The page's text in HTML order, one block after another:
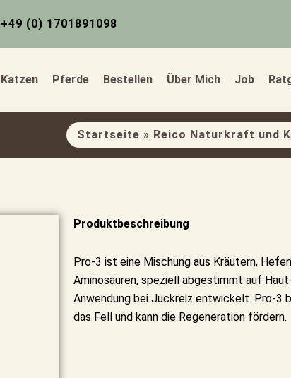
+49 (0) 1701891098
Katzen Pferde Bestellen Über Mich Job
Startseite » Reico Naturkraft und
Produktbeschreibung
Pro-3 ist eine Mischung aus Kräutern,
Aminosäuren, speziell abgestimmt auf
Anwendung bei Juckreiz entwickelt. Pro-3
das Fell und kann die Regeneration fördern.